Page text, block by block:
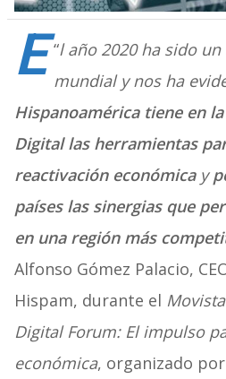
“
E l año 2020 ha sido
mundial y nos ha
Hispanoamérica tiene en
Digital las herramientas
reactivación económicay
países las sinergias que
en una región más
Alfonso Gómez Palacio,
Hispam, durante el
Digital Forum: El impulso
económica, organizado